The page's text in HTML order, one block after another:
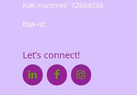
KvK-nummer: 72604034
Btw-id:
Let’s connect!